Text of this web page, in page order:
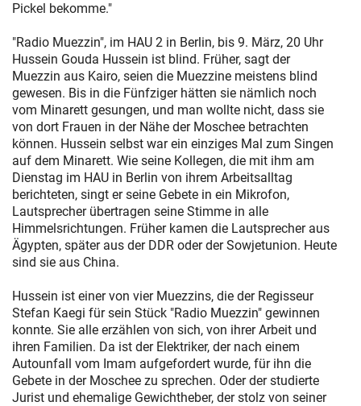
Pickel bekomme."
"Radio Muezzin", im HAU 2 in Berlin, bis 9. März, 20 Uhr
Hussein Gouda Hussein ist blind. Früher, sagt der
Muezzin aus Kairo, seien die Muezzine meistens blind
gewesen. Bis in die Fünfziger hätten sie nämlich noch
vom Minarett gesungen, und man wollte nicht, dass sie
von dort Frauen in der Nähe der Moschee betrachten
können. Hussein selbst war ein einziges Mal zum Singen
auf dem Minarett. Wie seine Kollegen, die mit ihm am
Dienstag im HAU in Berlin von ihrem Arbeitsalltag
berichteten, singt er seine Gebete in ein Mikrofon,
Lautsprecher übertragen seine Stimme in alle
Himmelsrichtungen. Früher kamen die Lautsprecher aus
Ägypten, später aus der DDR oder der Sowjetunion. Heute
sind sie aus China.
Hussein ist einer von vier Muezzins, die der Regisseur
Stefan Kaegi für sein Stück "Radio Muezzin" gewinnen
konnte. Sie alle erzählen von sich, von ihrer Arbeit und
ihren Familien. Da ist der Elektriker, der nach einem
Autounfall vom Imam aufgefordert wurde, für ihn die
Gebete in der Moschee zu sprechen. Oder der studierte
Jurist und ehemalige Gewichtheber, der stolz von seiner